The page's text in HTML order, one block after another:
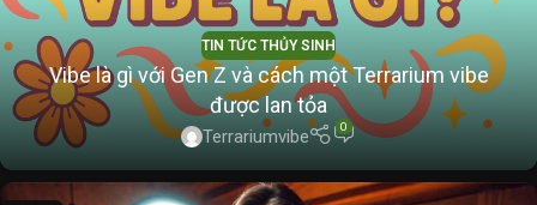
TIN TỨC THỦY SINH
Vibe là gì với Gen Z và cách một Terrarium vibe
được lan tỏa
Terrariumvibe 0